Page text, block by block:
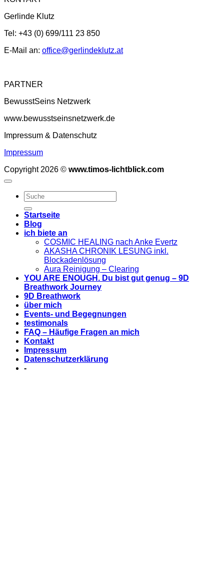
Gerlinde Klutz
Tel: +43 (0) 699/111 23 850
E-Mail an: office@gerlindeklutz.at
PARTNER
BewusstSeins Netzwerk
www.bewusstseinsnetzwerk.de
Impressum & Datenschutz
Impressum
Copyright 2026 © www.timos-lichtblick.com
Startseite
Blog
ich biete an
COSMIC HEALING nach Anke Evertz
AKASHA CHRONIK LESUNG inkl.
Blockadenlösung
Aura Reinigung – Clearing
YOU ARE ENOUGH. Du bist gut genug – 9D
Breathwork Journey
9D Breathwork
über mich
Events- und Begegnungen
testimonals
FAQ – Häufige Fragen an mich
Kontakt
Impressum
Datenschutzerklärung
-